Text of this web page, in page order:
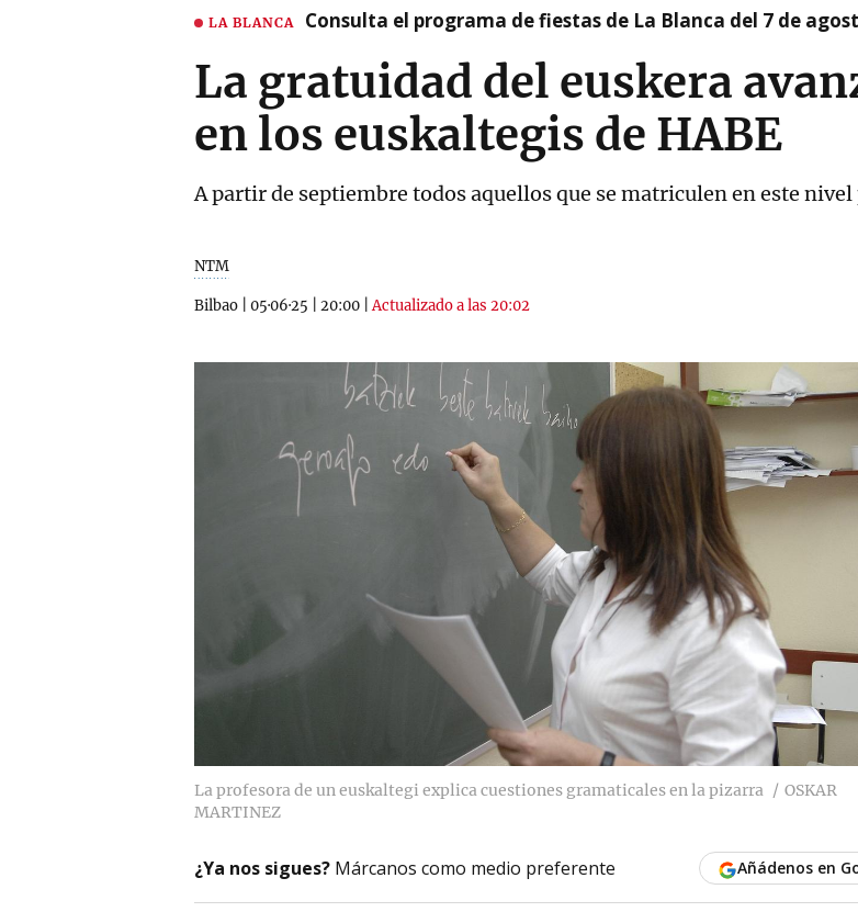
LA BLANCA Consulta el programa de fiestas de La Blanca del 7 de
La gratuidad del euskera
en los euskaltegis de HABE
A partir de septiembre todos aquellos que se matriculen en este
NTM
Bilbao 05·06·25 20:00 |Actualizado a las 20:02
La profesora de un euskaltegi explica cuestiones gramaticales en la pizarra
OSKAR
MARTINEZ
¿Ya nos sigues? Márcanos como medio preferente Añádenos en